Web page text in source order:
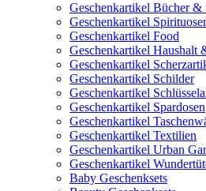
Geschenkartikel Bücher &
Geschenkartikel
Geschenkartikel Food
Geschenkartikel Haushalt
Geschenkartikel
Geschenkartikel Schilder
Geschenkartikel
Geschenkartikel Spardosen
Geschenkartikel
Geschenkartikel Textilien
Geschenkartikel Urban
Geschenkartikel
Baby Geschenksets